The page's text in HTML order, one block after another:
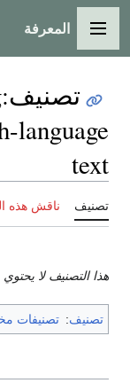
القائمة الرئيسية
المعرفة
تصنيف:
language
text
تصنيف ناقش هذه
هذا التصنيف لا
تصنيف: تصنيفات